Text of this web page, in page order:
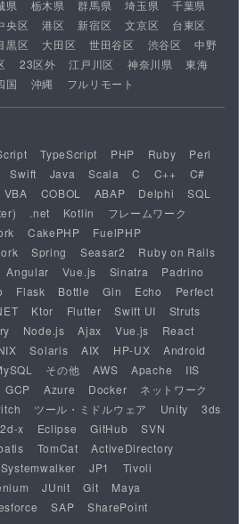
県 栃木県 群馬県 埼玉県
千葉県
央区 港区 新宿区 文京区
台東区
黒区 大田区 世田谷区 渋谷区
中野
23区外 江戸川区 神奈川県
東海
国 沖縄 フルリモート
TypeScript PHP Ruby
Perl
Swift Java Scala C C++
C#
VBA COBOL ABAP Delphi
SQL
.net Kotlin
フレームワーク
CakePHP
FuelPHP
Spring Seasar2
Ruby on Rails
Angular Vue.js Sinatra
Padrino
Flask Bottle Gin Echo
Perfect
Ktor Flutter Swift UI
Struts
Node.js Ajax Vue.js
React
Solaris AIX HP-UX
Android
その他 AWS Apache
IIS
GCP Azure Docker
ネットワーク
ツール・ミドルウェア Unity
3ds
x Eclipse GitHub
SVN
TomCat
ActiveDirectory
Systemwalker JP1
Tivoli
JUnit Git
Maya
SAP SharePoint